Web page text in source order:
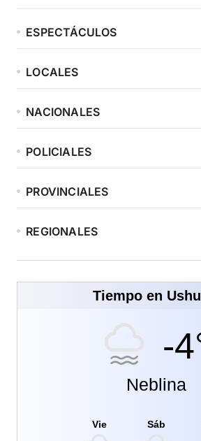
ESPECTÁCULOS
LOCALES
NACIONALES
POLICIALES
PROVINCIALES
REGIONALES
Tiempo en
-
Neblina
Vie Sáb